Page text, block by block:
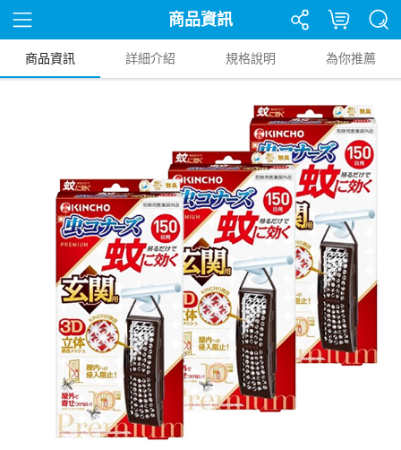
商品資訊
商品資訊 詳細介紹 規格說明 為你推薦